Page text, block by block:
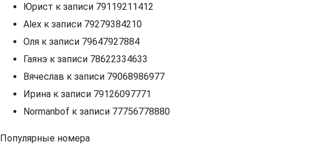
Юрист к записи 79119211412
Alex к записи 79279384210
Оля к записи 79647927884
Гаянэ к записи 78622334633
Вячеслав к записи 79068986977
Ирина к записи 79126097771
Normanbof к записи 77756778880
Популярные номера